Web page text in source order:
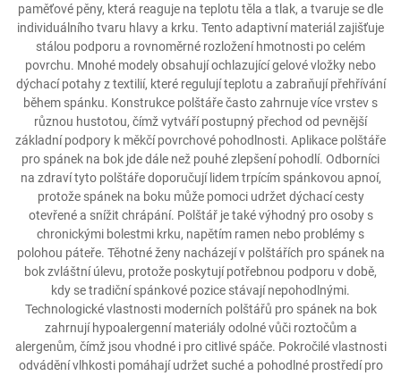
paměťové pěny, která reaguje na teplotu těla a tlak, a tvaruje se dle
individuálního tvaru hlavy a krku. Tento adaptivní materiál zajišťuje
stálou podporu a rovnoměrné rozložení hmotnosti po celém
povrchu. Mnohé modely obsahují ochlazující gelové vložky nebo
dýchací potahy z textilií, které regulují teplotu a zabraňují přehřívání
během spánku. Konstrukce polštáře často zahrnuje více vrstev s
různou hustotou, čímž vytváří postupný přechod od pevnější
základní podpory k měkčí povrchové pohodlnosti. Aplikace polštáře
pro spánek na bok jde dále než pouhé zlepšení pohodlí. Odborníci
na zdraví tyto polštáře doporučují lidem trpícím spánkovou apnoí,
protože spánek na boku může pomoci udržet dýchací cesty
otevřené a snížit chrápání. Polštář je také výhodný pro osoby s
chronickými bolestmi krku, napětím ramen nebo problémy s
polohou páteře. Těhotné ženy nacházejí v polštářích pro spánek na
bok zvláštní úlevu, protože poskytují potřebnou podporu v době,
kdy se tradiční spánkové pozice stávají nepohodlnými.
Technologické vlastnosti moderních polštářů pro spánek na bok
zahrnují hypoalergenní materiály odolné vůči roztočům a
alergenům, čímž jsou vhodné i pro citlivé spáče. Pokročilé vlastnosti
odvádění vlhkosti pomáhají udržet suché a pohodlné prostředí pro